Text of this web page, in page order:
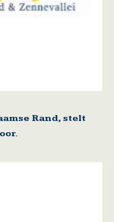
Rand, stelt